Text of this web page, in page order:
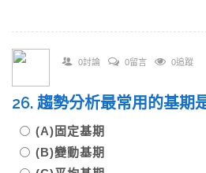
0討論 0留言 0追蹤
26. 趨勢分析最常用的基期
(A)固定基期
(B)變動基期